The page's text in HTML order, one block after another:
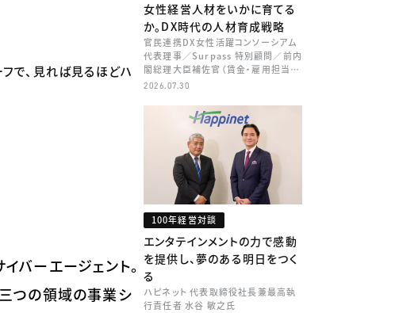
フで、見れば見るほどハ
バーエージェント。
三つの領域の事業シ
女性経営人材をいかに育てる
か。DX時代の人材育成戦略
官民連携DX女性活躍コンソーシアム
代表理事／Surpass 特別顧問／前内
閣総理大臣補佐官（賃金・雇用担当）
矢田 稚子
2026.07.30
100年経営対談
エンタテインメントの力で感動
を提供し、夢のある明日をつく
る
ハピネット 代表取締役社長兼最高執
行責任者 水谷 敏之氏